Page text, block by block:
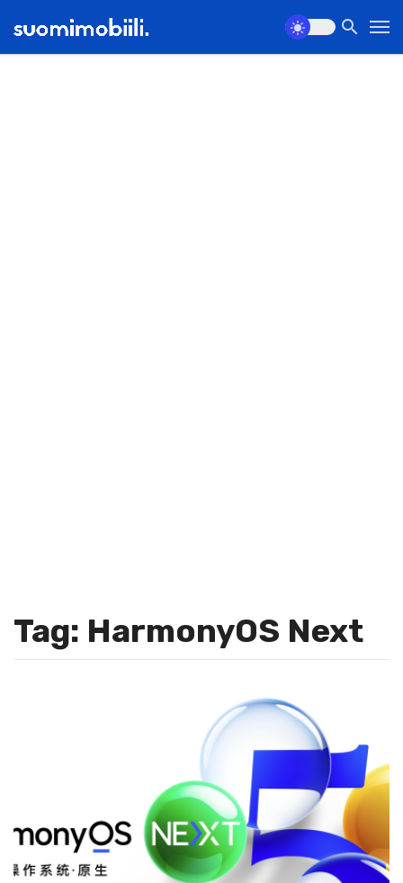
Tag: HarmonyOS Next